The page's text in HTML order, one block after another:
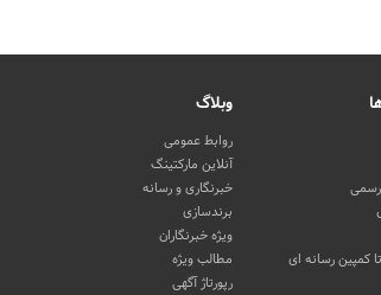
رسمی
تا کمپین رسانه ای
وبلاگ
روابط عمومی
آنلاین مارکتینگ
خبرنگاری و رسانه
برندسازی
ویژه خبرنگاران
مطالب ویژه
رپورتاژ آگهی